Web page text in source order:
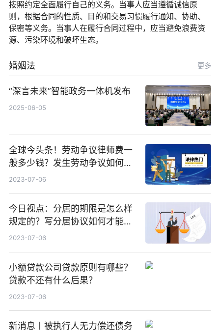
按照约定全面履行自己的义务。当事人应当遵循诚信原
则，根据合同的性质、目的和交易习惯履行通知、协助、
保密等义务。当事人在履行合同过程中，应当避免浪费资
源、污染环境和破坏生态。
婚姻法 更多
“深言未来”智能政务一体机发布
2025-06-05
全球今头条！劳动争议律师费一
般多少钱？发生劳动争议如何算
工资？
2023-07-06
今日视点：分居的期限是怎么样
规定的？写分居协议如何才能有
效？
2023-07-06
小额贷款公司贷款原则有哪些？
贷款不还有什么后果？
2023-07-06
新消息丨被执行人无力偿还债务